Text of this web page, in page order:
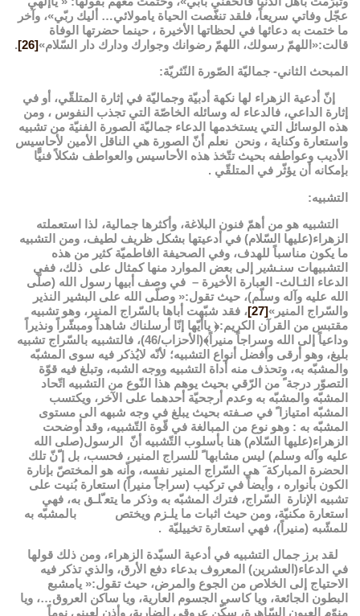
عجّل وفاتي سريعاً، فلقد تنغّصت الحياة يامولائي… أليك ربّي»، وآخر
ما ختمت به دعائها في لحظاتها الأخيرة ، حينما حضرتها الوفاة
قالت:«اللهمّ رسولك، اللهمّ رضوانك وجوارك ودارك دار السّلام»[26]
.
المبحث الثاني- جماليّة الصّورة النّثريّة:
إنّ أدعية الزهراء لها نكهة أدبيّة وجماليّة في إثارة المتلقّي، أو في
إثارة الداعي، فالدعاء له وسائله الخاصّة التي تجذب النفوس ، ومن
هذه الوسائل التي يستخدمها الدعاء جماليّة الصورة الفنيّة من تشبيه
واستعارة وكناية ، ونحن نعلم أنّ الصورة هي الناقل الأمين لأحاسيس
الأديب وعواطفه بحيث تتّخذ هذه الأحاسيس والعواطف شكلاً فنيًّا
بإمكانه أن يؤثّر في المتلقّي .
التشبيه:
التشبيه هو من أهمّ فنون البلاغة، وأكثرها جمالية، لذا استعملته
الزهراء(عليها السّلام) في أدعيتها بشكل ظريف لطيف، وﻣﻦ ﺍﻟﺘﺸﺒﻴﻪ
ما يكون مناسباً للهدف، ﻭفي ﺍﻟﺼﺤﻴﻔﺔ ﺍﻟفاطميّة ﻛﺜير ﻣﻦ هذه
ﺍﻟﺘﺸﺒﻴﻬﺎﺕ ﺳﻨـﺸير إﻟﯽ ﺑﻌﺾ ﺍلموﺍﺭﺩ ﻣﻨﻬﺎ ﻛﻤﺜﺎﻝ ﻋﻠﯽ ذلك، ﻓﻔﻲ
الدعاء ﺍﻟﺜـﺎلث- ﺍﻟﻌﺒﺎﺭﺓ الأخيرة – في وصف أبيها رسول الله (صلّى
الله عليه وآله وسلّم)، حيث تقول:« وصلّى الله على البشير النذير
والسّراج المنير»[27]
، فقد شبّهت أباها بالسّراج المنير، وهو تشبيه
مقتبس من القرآن الكريم:﴿ ياأيّها إنّا أرسلناك شاهداً ومبشّراً ونذيراً
وداعياً إلى الله وسراجاً منيراً﴾(الأحزاب/46)، فالتشبيه بالسّراج تشبيه
بليغ، وهو ﺃﺭﻗﯽ ﻭﺃﻓﻀﻞ ﺃﻧﻮﺍﻉ ﺍﻟﺘﺸﺒﻴﻪ؛ ﻷﻧّﻪ لايُذكر فيه سوى ﺍلمشبّه
ﻭﺍلمشبّه ﺑﻪ، وتحذف منه أداة التشبيه ووجه الشبه، ﻭﺗﺒﻠﻎ ﻓﻴﻪ قوّة
التصوّر ﺩﺭﺟﺔﹰ ﻣﻦ ﺍﻟﺮّﻗﻲ بحيث يوهم هذا النّوع من التشبيه ﺍتّحاد
ﺍلمشبّه ﻭﺍلمشبّه ﺑﻪ وعدم ﺃﺭﺟﺤﻴّﺔ ﺃﺣﺪهما ﻋﻠﯽ ﺍﻵﺧﺮ، ويكتسب
ﺍلمشبّه ﺍﻣﺘﻴﺎﺯﺍﹰ في ﺻـﻔﺘﻪ بحيث ﻳﺒﻠﻎ في ﻭﺟﻪ ﺷﺒﻬﻪ ﺍﻟﯽ مستوى
ﺍلمشبّه ﺑﻪ : ﻭﻫﻮ ﻧﻮﻉ ﻣﻦ ﺍلمباﻟﻐﺔ في ﻗّﻮﺓ ﺍﻟﺘّﺸﺒﻴﻪ، وقد أوضحت
الزهراء(عليها السّلام) ﻫﻨﺎ ﺑﺄﺳﻠﻮﺏ ﺍﻟﺘّﺸﺒﻴﻪ ﺃﻥّ ﺍﻟﺮﺳﻮﻝ(صلى الله
عليه وآله وسلم) ليس ﻣﺸﺎﺑﻬﺎﹰ للسراج المنير، فحسب، ﺑﻞ ﺇﹼﻥّ تلك
الحضرة ﺍلمباﺭﻛﺔﹶ ﻫﻲ السّراج المنير ﻧﻔﺴﻪ، ﻭﺍّﻧﻪ ﻫﻮ المختصّ بإنارة
الكون بأنواره ، وأيضاً في تركيب (سراجاً منيراً) ﺍﺳﺘﻌﺎﺭﺓ بُنيت على
ﺗﺸﺒﻴﻪ الإنارة السّراج، ﻓﺘﺮﻙ المشبّه ﺑﻪ ﻭﺫﻛﺮ ﻣﺎ ﻳﺘﻌﹼﻠـﻖ ﺑﻪ، ﻓﻬﻲ
ﺍﺳﺘﻌﺎﺭﺓ ﻣﻜﻨﻴّﺔ، ﻭﻣﻦ حيث ﺍﺛﺒﺎﺕ ﻣﺎ ﻳﻠـﺰﻡ ﻭيختص ﺑﺎلمشبّه ﺑﻪ
ﻟﻠﻤﺸّﺒﻪ (منيراً)، ﻓﻬﻲ ﺍﺳﺘﻌﺎﺭﺓ تخييليّة .
لقد برز جمال التشبيه في أدعية السيّدة الزهراء، ومن ذلك قولها
في الدعاء(العشرين) المعروف بدعاء دفع الأرق، والذي تذكر فيه
الاحتياج إلى الخلاص من الجوع والمرض، حيث تقول:« يامشبع
البطون الجائعة، ويا كاسي الجسوم العارية، ويا ساكن العروق…، ويا
منوّم العيون السّاهرة، سكّن عروقي الضاربة، وأذن لعيني نوماً